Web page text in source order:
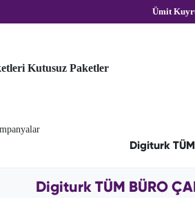
Ümit
Kutusuz Paketler
Digiturk TÜM
Digiturk TÜM BÜRO